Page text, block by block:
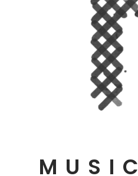
MUSIC